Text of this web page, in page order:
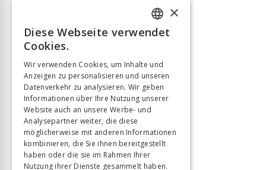
FRENCH
ITALIAN
×
Diese Webseite verwendet
Cookies.
Wir verwenden Cookies, um Inhalte und
Anzeigen zu personalisieren und unseren
Datenverkehr zu analysieren. Wir geben
Informationen über Ihre Nutzung unserer
Website auch an unsere Werbe- und
Analysepartner weiter, die diese
möglicherweise mit anderen Informationen
kombinieren, die Sie ihnen bereitgestellt
haben oder die sie im Rahmen Ihrer
Nutzung ihrer Dienste gesammelt haben.